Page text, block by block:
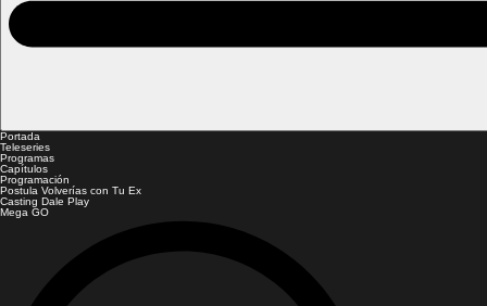
Portada
Teleseries
Programas
Capítulos
Programación
Postula Volverías con Tu Ex
Casting Dale Play
Mega GO